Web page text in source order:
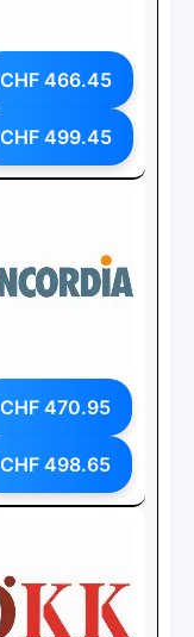
CHF 466.45
CHF 499.45
CHF 470.95
CHF 498.65